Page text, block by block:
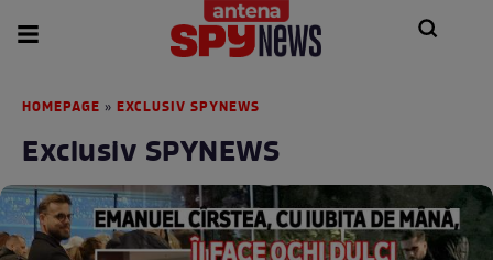
HOMEPAGE » EXCLUSIV SPYNEWS
Exclusiv SPYNEWS